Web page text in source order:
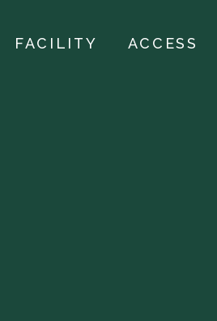
FACILITY ACCESS